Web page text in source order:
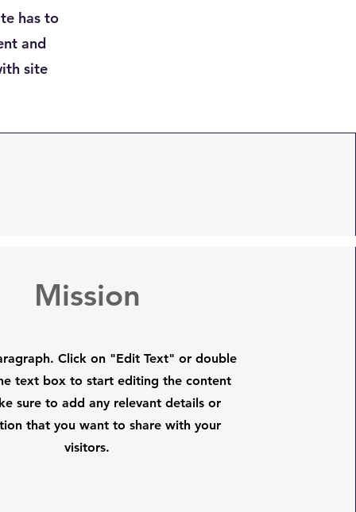
has to
and
site
Mission
Click on "Edit Text" or double
text box to start editing the content
sure to add any relevant details or
that you want to share with your
visitors.